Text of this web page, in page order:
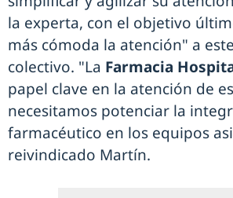
la experta, con el objetivo
más cómoda la atención" a este
colectivo. "La Farmacia
papel clave en la atención de
necesitamos potenciar la
farmacéutico en los equipos
reivindicado Martín.